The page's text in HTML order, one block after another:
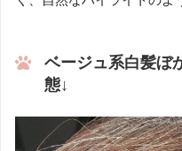
ベージュ系白髪
態↓